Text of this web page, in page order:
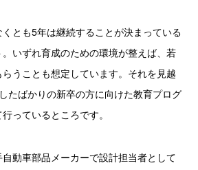
とも5年は継続することが決まっている
いずれ育成のための環境が整えば、若
うことも想定しています。それを見越
たばかりの新卒の方に向けた教育プログ
っているところです。
動車部品メーカーで設計担当者として